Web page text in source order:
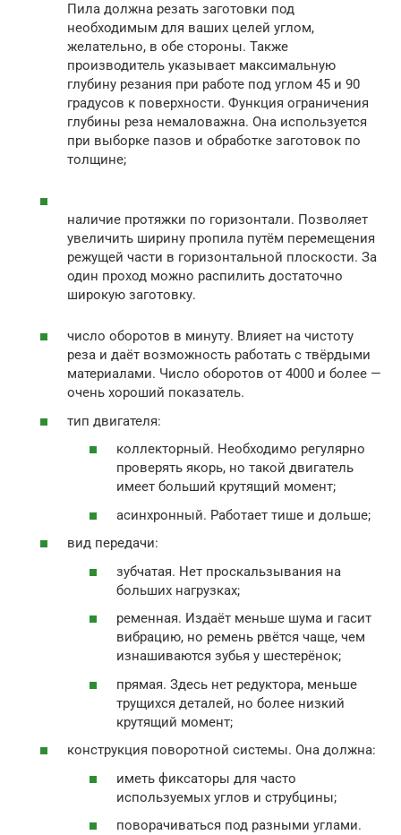
Пила должна резать заготовки под
необходимым для ваших целей углом,
желательно, в обе стороны. Также
производитель указывает максимальную
глубину резания при работе под углом 45 и 90
градусов к поверхности. Функция ограничения
глубины реза немаловажна. Она используется
при выборке пазов и обработке заготовок по
толщине;
наличие протяжки по горизонтали. Позволяет
увеличить ширину пропила путём перемещения
режущей части в горизонтальной плоскости. За
один проход можно распилить достаточно
широкую заготовку.
число оборотов в минуту. Влияет на чистоту
реза и даёт возможность работать с твёрдыми
материалами. Число оборотов от 4000 и более —
очень хороший показатель.
тип двигателя:
коллекторный. Необходимо регулярно
проверять якорь, но такой двигатель
имеет больший крутящий момент;
асинхронный. Работает тише и дольше;
вид передачи:
зубчатая. Нет проскальзывания на
больших нагрузках;
ременная. Издаёт меньше шума и гасит
вибрацию, но ремень рвётся чаще, чем
изнашиваются зубья у шестерёнок;
прямая. Здесь нет редуктора, меньше
трущихся деталей, но более низкий
крутящий момент;
конструкция поворотной системы. Она должна:
иметь фиксаторы для часто
используемых углов и струбцины;
поворачиваться под разными углами.